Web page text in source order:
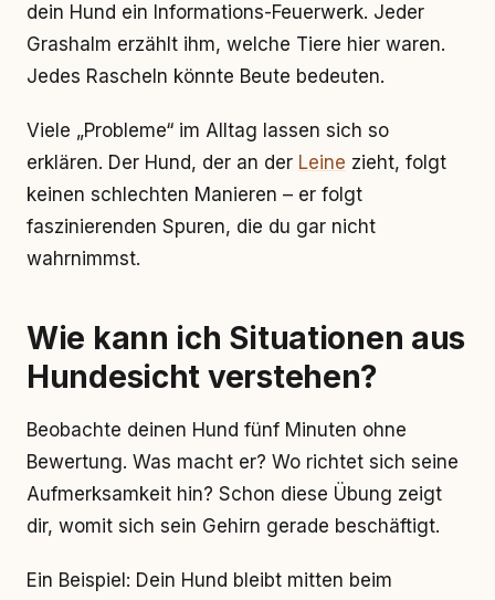
dein Hund ein Informations-Feuerwerk. Jeder
Grashalm erzählt ihm, welche Tiere hier waren.
Jedes Rascheln könnte Beute bedeuten.
Viele „Probleme“ im Alltag lassen sich so
erklären. Der Hund, der an der Leine zieht, folgt
keinen schlechten Manieren – er folgt
faszinierenden Spuren, die du gar nicht
wahrnimmst.
Wie kann ich Situationen aus
Hundesicht verstehen?
Beobachte deinen Hund fünf Minuten ohne
Bewertung. Was macht er? Wo richtet sich seine
Aufmerksamkeit hin? Schon diese Übung zeigt
dir, womit sich sein Gehirn gerade beschäftigt.
Ein Beispiel: Dein Hund bleibt mitten beim